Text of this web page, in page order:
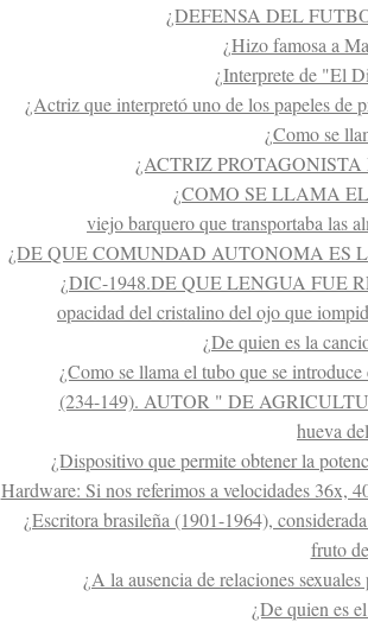
¿DEFENSA DEL
¿Hizo famosa a
¿Interprete de "El
¿Actriz que interpretó uno de los papeles de
¿Como se
¿ACTRIZ
¿COMO SE LLAMA
viejo barquero que transportaba las
¿DE QUE COMUNDAD AUTONOMA ES
¿DIC-1948.DE QUE LENGUA FUE
opacidad del cristalino del ojo que
¿De quien es la
¿Como se llama el tubo que se
(234-149). AUTOR " DE
hueva
¿Dispositivo que permite obtener la
Hardware: Si nos referimos a velocidades 36x,
¿Escritora brasileña (1901-1964),
fruto
¿A la ausencia de relaciones
¿De quien es